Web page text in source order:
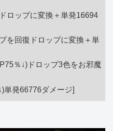
ロップに変換＋単発16694
を回復ドロップに変換＋単
％↓)ドロップ3色をお邪魔
単発66776ダメージ]